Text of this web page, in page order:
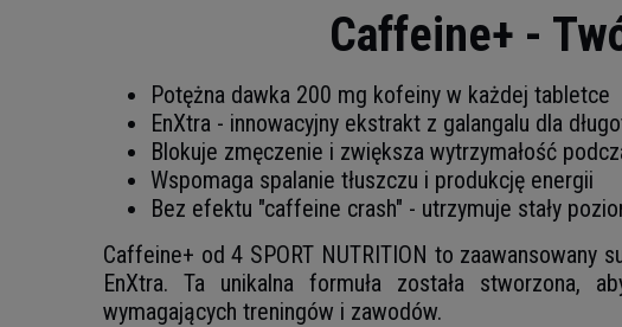
Caffeine+ -
Potężna dawka 200 mg kofeiny w każdej tabletce
EnXtra - innowacyjny ekstrakt z galangalu dla
Blokuje zmęczenie i zwiększa wytrzymałość
Wspomaga spalanie tłuszczu i produkcję energii
Bez efektu "caffeine crash" - utrzymuje stały
Caffeine+ od 4 SPORT NUTRITION to
EnXtra. Ta unikalna formuła została stworzona,
wymagających treningów i zawodów.